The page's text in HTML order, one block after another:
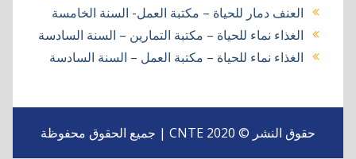
العنف دمار للحياة – مكتبة العمل- السنة الخامسة
الغذاء نماء للحياة – مكتبة التمارين – السنة السادسة
الغذاء نماء للحياة – مكتبة العمل – السنة السادسة
حقوق النشر © 2020 CNTE | جميع الحقوق محفوظة